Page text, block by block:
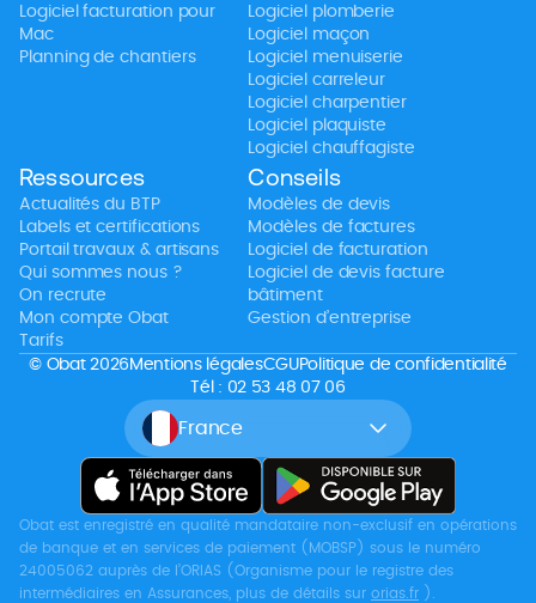
Logiciel facturation pour
Mac
Planning de chantiers
Logiciel plomberie
Logiciel maçon
Logiciel menuiserie
Logiciel carreleur
Logiciel charpentier
Logiciel plaquiste
Logiciel chauffagiste
Ressources
Actualités du BTP
Labels et certifications
Portail travaux & artisans
Qui sommes nous ?
On recrute
Mon compte Obat
Tarifs
Conseils
Modèles de devis
Modèles de factures
Logiciel de facturation
Logiciel de devis facture
bâtiment
Gestion d’entreprise
France
© Obat 2026 Mentions légalesCGUPolitique de confidentialité
Tél : 02 53 48 07 06
Obat est enregistré en qualité mandataire non-exclusif en opérations
de banque et en services de paiement (MOBSP) sous le numéro
24005062 auprès de l’ORIAS (Organisme pour le registre des
intermédiaires en Assurances, plus de détails sur orias.fr ).